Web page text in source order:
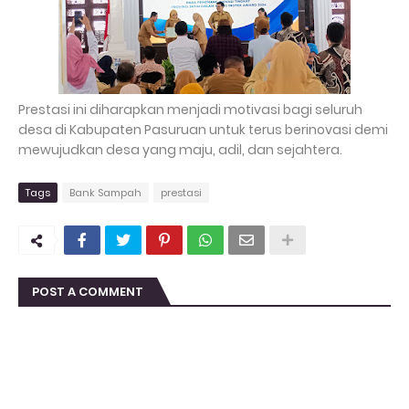
Prestasi ini diharapkan menjadi motivasi bagi seluruh
desa di Kabupaten Pasuruan untuk terus berinovasi demi
mewujudkan desa yang maju, adil, dan sejahtera.
Tags Bank Sampah prestasi
POST A COMMENT